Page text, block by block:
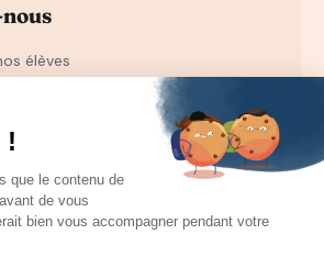
élèves
offerte
closing
pour les particuliers